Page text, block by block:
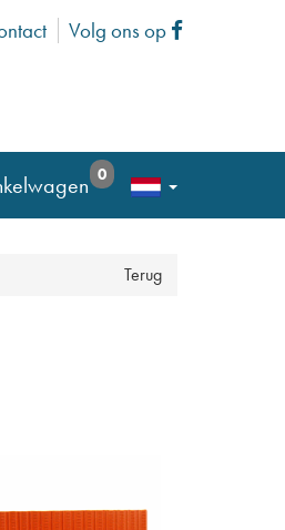
Volg ons op Facebook
0
Terug